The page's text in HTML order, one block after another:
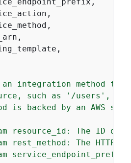
integration method to
such as '/users',
is backed by an AWS
resource_id: The ID of
rest_method: The HTTP